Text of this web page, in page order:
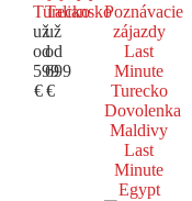
Turecko
už
od
599
€
Taliansko
už
od
699
€
Poznávacie
zájazdy
Last
Minute
Turecko
Dovolenka
Maldivy
Last
Minute
Egypt